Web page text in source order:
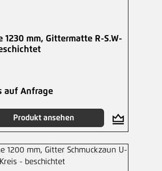
1230 mm, Gittermatte R-S.W-
auf Anfrage
Produkt ansehen